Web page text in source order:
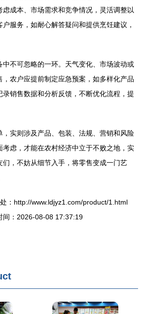
成本、市场需求和竞争情况，灵活调整以
服务，如耐心解答疑问和提供烹饪建议，
中不可忽略的一环。天气变化、市场波动或
，农户应提前制定应急预案，如多样化产品
销售数据和分析反馈，不断优化流程，提
，实则涉及产品、包装、法规、营销和风险
虑，才能在农村经济中立于不败之地，实
，不妨从细节入手，将零售变成一门艺
：http://www.ldjyz1.com/product/1.html
间：2026-08-08 17:37:19